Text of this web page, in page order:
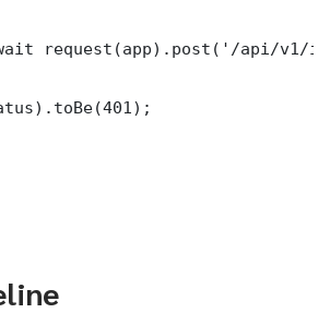
request(app).post('/api/v1/